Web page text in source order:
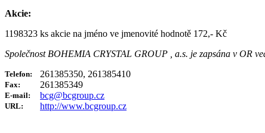
Akcie:
1198323 ks akcie na jméno ve jmenovité hodnotě 172,- Kč
Společnost BOHEMIA CRYSTAL GROUP , a.s. je zapsána v OR
Telefon: 261385350, 261385410
Fax: 261385349
E-mail: bcg@bcgroup.cz
URL: http://www.bcgroup.cz